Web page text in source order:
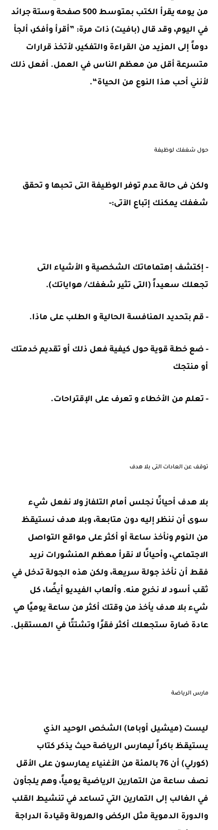
من يومه يقرأ الكتب بمتوسط 500 صفحة وستة جرائد
في اليوم، وقد قال (بافيت) ذات مرة: ”أقرأ وأفكر، ألجأ
دوماً إلى المزيد من القراءة والتفكير، لأتخذ قرارات
متسرعة أقل من معظم الناس في العمل. أفعل ذلك
لأنني أحب هذا النوع من الحياة“.
حول شغفك لوظيفة
ولكن فى حالة عدم توفر الوظيفة التى تحبها و تحقق
شغفك يمكنك إتباع الآتى:-
- إكتشف إهتماماتك الشخصية و الأشياء التى
تجعلك سعيداً (التى تثير شغفك/ هواياتك).
- قم بتحديد المنافسة الحالية و الطلب على ماذا.
- ضع خطة قوية حول كيفية فعل ذلك أو تقديم خدمتك
أو منتجك
- تعلم من الأخطاء و تعرف على الإقتراحات.
توقف عن العادات التى بلا هدف
بلا هدف أحيانًا نجلس أمام التلفاز ولا نفعل شيء
سوى أن ننظر إليه دون متابعة، وبلا هدف نستيقظ
من النوم ونأخذ ساعة أو أكثر على مواقع التواصل
الاجتماعي، وأحيانًا لا نقرأ معظم المنشورات نريد
فقط أن نأخذ جولة سريعة، ولكن هذه الجولة تدخل في
ثقب أسود لا نخرج منه. وألعاب الفيديو أيضًا، كل
شيء بلا هدف يأخذ من وقتك أكثر من ساعة يوميًا هي
عادة ضارة ستجعلك أكثر فقرًا وتشتتًا في المستقبل.
مارس الرياضة
ليست (ميشيل أوباما) الشخص الوحيد الذي
يستيقظ باكراً ليمارس الرياضة حيث يذكر كتاب
(كورلي) أن 76 بالمئة من الأغنياء يمارسون على الأقل
نصف ساعة من التمارين الرياضية يومياً، وهم يلجأون
في الغالب إلى التمارين التي تساعد في تنشيط القلب
والدورة الدموية مثل الركض والهرولة وقيادة الدراجة